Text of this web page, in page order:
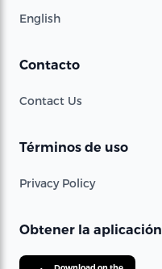
English
Contacto
Contact Us
Términos de uso
Privacy Policy
Obtener la aplicación